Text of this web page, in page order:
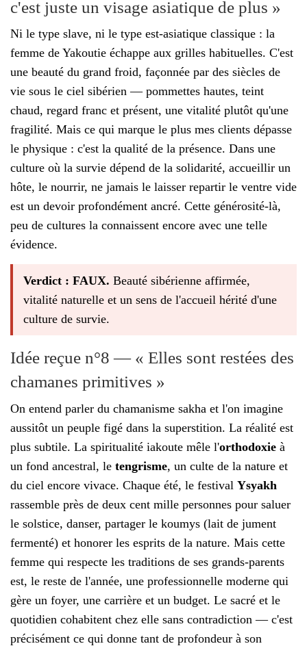
c'est juste un visage asiatique de plus »
Ni le type slave, ni le type est-asiatique classique : la
femme de Yakoutie échappe aux grilles habituelles. C'est
une beauté du grand froid, façonnée par des siècles de
vie sous le ciel sibérien — pommettes hautes, teint
chaud, regard franc et présent, une vitalité plutôt qu'une
fragilité. Mais ce qui marque le plus mes clients dépasse
le physique : c'est la qualité de la présence. Dans une
culture où la survie dépend de la solidarité, accueillir un
hôte, le nourrir, ne jamais le laisser repartir le ventre vide
est un devoir profondément ancré. Cette générosité-là,
peu de cultures la connaissent encore avec une telle
évidence.
Verdict : FAUX. Beauté sibérienne affirmée,
vitalité naturelle et un sens de l'accueil hérité d'une
culture de survie.
Idée reçue n°8 — « Elles sont restées des
chamanes primitives »
On entend parler du chamanisme sakha et l'on imagine
aussitôt un peuple figé dans la superstition. La réalité est
plus subtile. La spiritualité iakoute mêle l'orthodoxie à
un fond ancestral, le tengrisme, un culte de la nature et
du ciel encore vivace. Chaque été, le festival Ysyakh
rassemble près de deux cent mille personnes pour saluer
le solstice, danser, partager le koumys (lait de jument
fermenté) et honorer les esprits de la nature. Mais cette
femme qui respecte les traditions de ses grands-parents
est, le reste de l'année, une professionnelle moderne qui
gère un foyer, une carrière et un budget. Le sacré et le
quotidien cohabitent chez elle sans contradiction — c'est
précisément ce qui donne tant de profondeur à son